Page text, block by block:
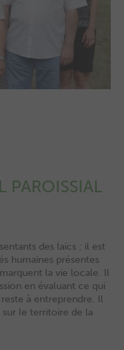
PAROISSIAL
des laïcs ; il est
humaines présentes
la vie locale. Il
en évaluant ce qui
à entreprendre. Il
sur le territoire de la